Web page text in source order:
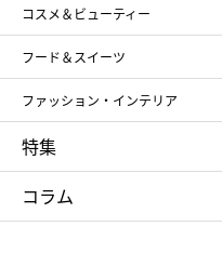
メンズ
スポーツ・アウトドア
お中元
コスメ＆ビューティー
SHISEIDO
ポール&ジョー ボーテ
NARS
RMK
クリニーク
フード＆スイーツ
アンリ・シャルパンティエ
ゴディバ
たねや
ねんりん家
ファッション・インテリア
ポロ ラルフ ローレン
タケオ キクチ
シュタイフ
特集
お中元
ひな人形
コラム